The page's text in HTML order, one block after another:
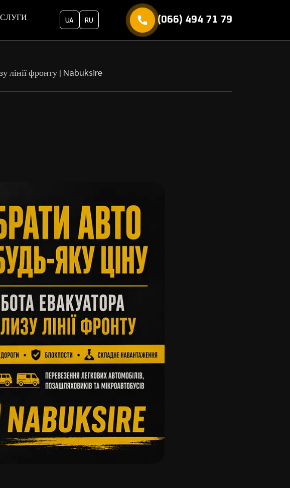
UA RU (066) 494 71 79
лінії фронту | Nabuksire